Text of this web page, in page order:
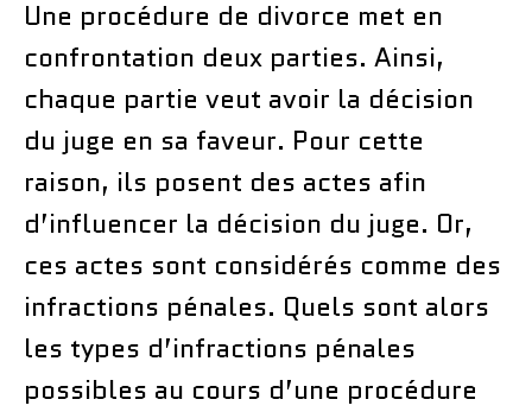
Une procédure de divorce met en
confrontation deux parties. Ainsi,
chaque partie veut avoir la décision
du juge en sa faveur. Pour cette
raison, ils posent des actes afin
d’influencer la décision du juge. Or,
ces actes sont considérés comme des
infractions pénales. Quels sont alors
les types d’infractions pénales
possibles au cours d’une procédure